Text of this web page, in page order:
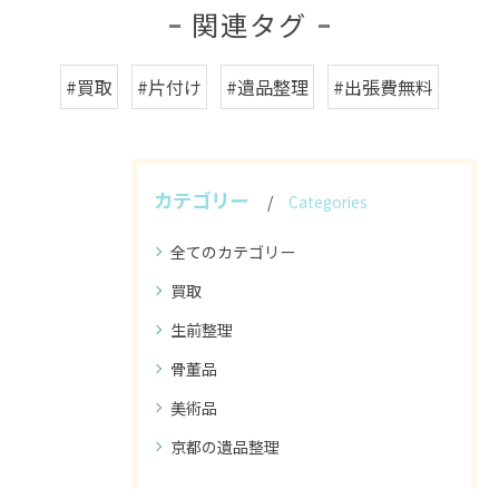
関連タグ
#買取 #片付け #遺品整理 #出張費無料
カテゴリー Categories
全てのカテゴリー
買取
生前整理
骨董品
美術品
京都の遺品整理